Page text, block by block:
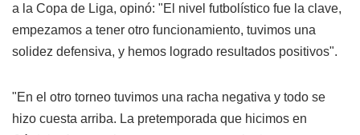
a la Copa de Liga, opinó: "El nivel futbolístico fue la clave,
empezamos a tener otro funcionamiento, tuvimos una
solidez defensiva, y hemos logrado resultados positivos".
"En el otro torneo tuvimos una racha negativa y todo se
hizo cuesta arriba. La pretemporada que hicimos en